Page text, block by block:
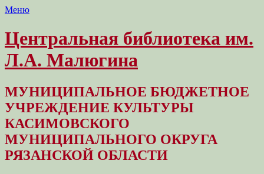
Меню
Центральная библиотека им.
Л.А. Малюгина
МУНИЦИПАЛЬНОЕ БЮДЖЕТНОЕ
УЧРЕЖДЕНИЕ КУЛЬТУРЫ
КАСИМОВСКОГО
МУНИЦИПАЛЬНОГО ОКРУГА
РЯЗАНСКОЙ ОБЛАСТИ